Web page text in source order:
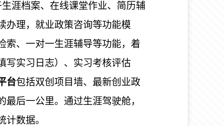
涯档案、在线课堂作业、简历辅
办理，就业政策咨询等功能模
索、一对一生涯辅导等功能，着
写实习日志）、实习考核评估
台包括双创项目墙、最新创业政
后一公里。通过生涯驾驶舱，
数据。